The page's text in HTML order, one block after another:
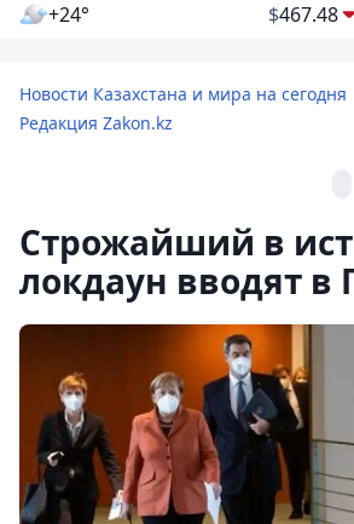
+24° $467.48
Новости Казахстана и мира на сегодня
Редакция Zakon.kz
Строжайший в
локдаун вводят в